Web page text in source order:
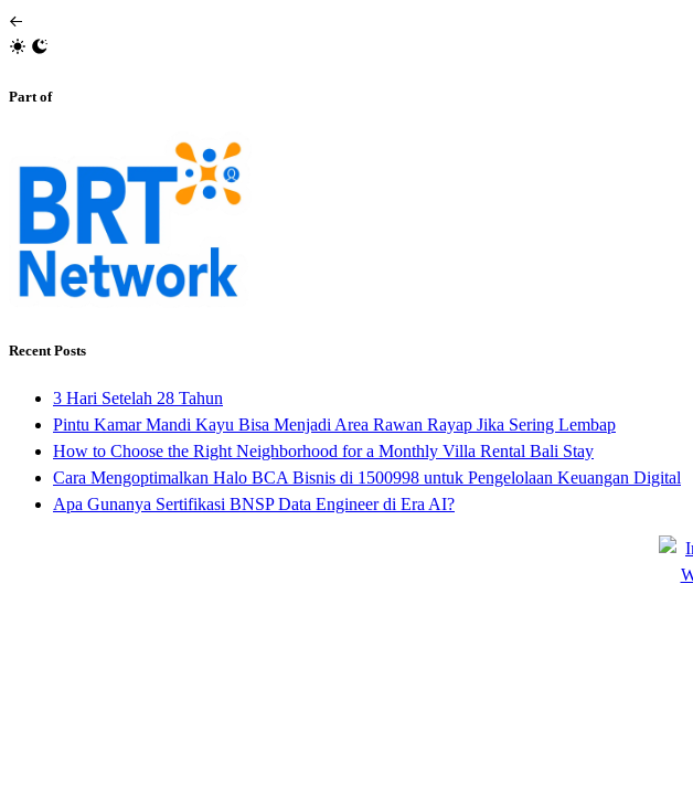
Part of
Recent Posts
3 Hari Setelah 28 Tahun
Pintu Kamar Mandi Kayu Bisa Menjadi Area Rawan Rayap Jika Sering Lembap
How to Choose the Right Neighborhood for a Monthly Villa Rental Bali Stay
Cara Mengoptimalkan Halo BCA Bisnis di 1500998 untuk Pengelolaan Keuangan Digital
Apa Gunanya Sertifikasi BNSP Data Engineer di Era AI?